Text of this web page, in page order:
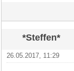
*Steffen*
26.05.2017, 11:29